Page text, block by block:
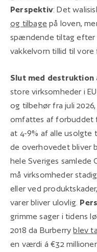
Perspektiv: Det
og tilbage på loven,
spændende tiltag efter
vakkelvorn tillid til vore
Slut med destruktion
store virksomheder i
og tilbehør fra juli
omfattes af forbuddet
at 4-9% af alle usolgte
de overhovedet bliver
hele Sveriges samlede
må virksomheder
eller ved
varer bliver ulovlig.
grimme sager i tidens
2018 da Burberryblev
en værdi á €32